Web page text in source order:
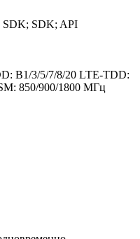
SDK; SDK; API
B1/3/5/7/8/20 LTE-TDD:
850/900/1800 МГц